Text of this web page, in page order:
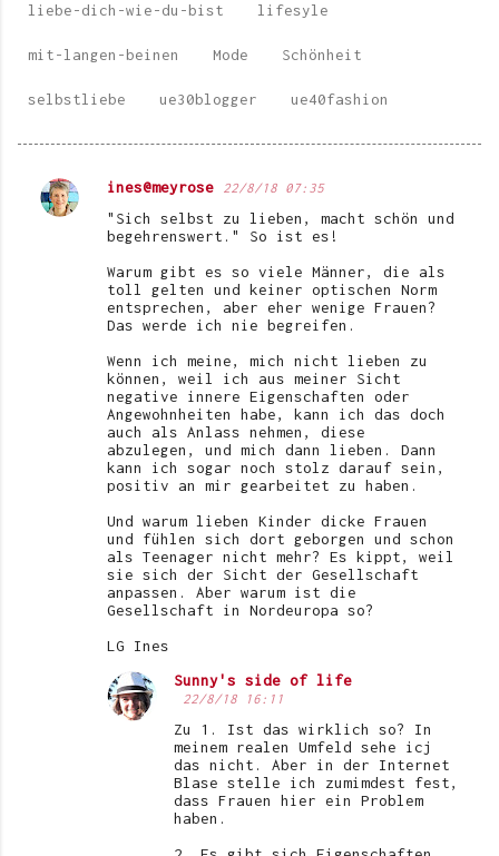
liebe-dich-wie-du-bist lifesyle
mit-langen-beinen Mode Schönheit
selbstliebe ue30blogger ue40fashion
K
ines@meyrose 22/8/18 07:35
"Sich selbst zu lieben, macht schön und
begehrenswert." So ist es!
Warum gibt es so viele Männer, die als
toll gelten und keiner optischen Norm
entsprechen, aber eher wenige Frauen?
Das werde ich nie begreifen.
Wenn ich meine, mich nicht lieben zu
können, weil ich aus meiner Sicht
negative innere Eigenschaften oder
Angewohnheiten habe, kann ich das doch
auch als Anlass nehmen, diese
abzulegen, und mich dann lieben. Dann
kann ich sogar noch stolz darauf sein,
positiv an mir gearbeitet zu haben.
Und warum lieben Kinder dicke Frauen
und fühlen sich dort geborgen und schon
als Teenager nicht mehr? Es kippt, weil
sie sich der Sicht der Gesellschaft
anpassen. Aber warum ist die
Gesellschaft in Nordeuropa so?
LG Ines
Sunny's side of life
22/8/18 16:11
Zu 1. Ist das wirklich so? In
meinem realen Umfeld sehe icj
das nicht. Aber in der Internet
Blase stelle ich zumimdest fest,
dass Frauen hier ein Problem
haben.